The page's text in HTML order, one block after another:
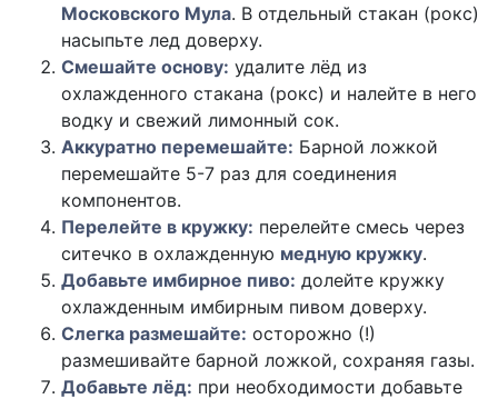
Московского Мула. В отдельный стакан (рокс)
насыпьте лед доверху.
Смешайте основу: удалите лёд из
охлажденного стакана (рокс) и налейте в него
водку и свежий лимонный сок.
Аккуратно перемешайте: Барной ложкой
перемешайте 5-7 раз для соединения
компонентов.
Перелейте в кружку: перелейте смесь через
ситечко в охлажденную медную кружку.
Добавьте имбирное пиво: долейте кружку
охлажденным имбирным пивом доверху.
Слегка размешайте: осторожно (!)
размешивайте барной ложкой, сохраняя газы.
Добавьте лёд: при необходимости добавьте